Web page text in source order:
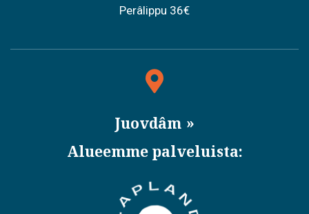
Perâlippu 36€
Juovdâm
Alueemme palveluista: